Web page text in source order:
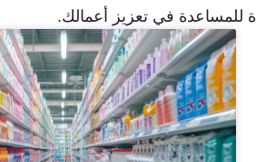
للمساعدة في تعزيز أعمالك.